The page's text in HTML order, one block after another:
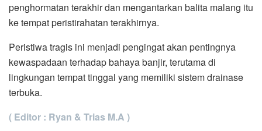
penghormatan terakhir dan mengantarkan balita malang itu
ke tempat peristirahatan terakhirnya.
Peristiwa tragis ini menjadi pengingat akan pentingnya
kewaspadaan terhadap bahaya banjir, terutama di
lingkungan tempat tinggal yang memiliki sistem drainase
terbuka.
( Editor : Ryan & Trias M.A )